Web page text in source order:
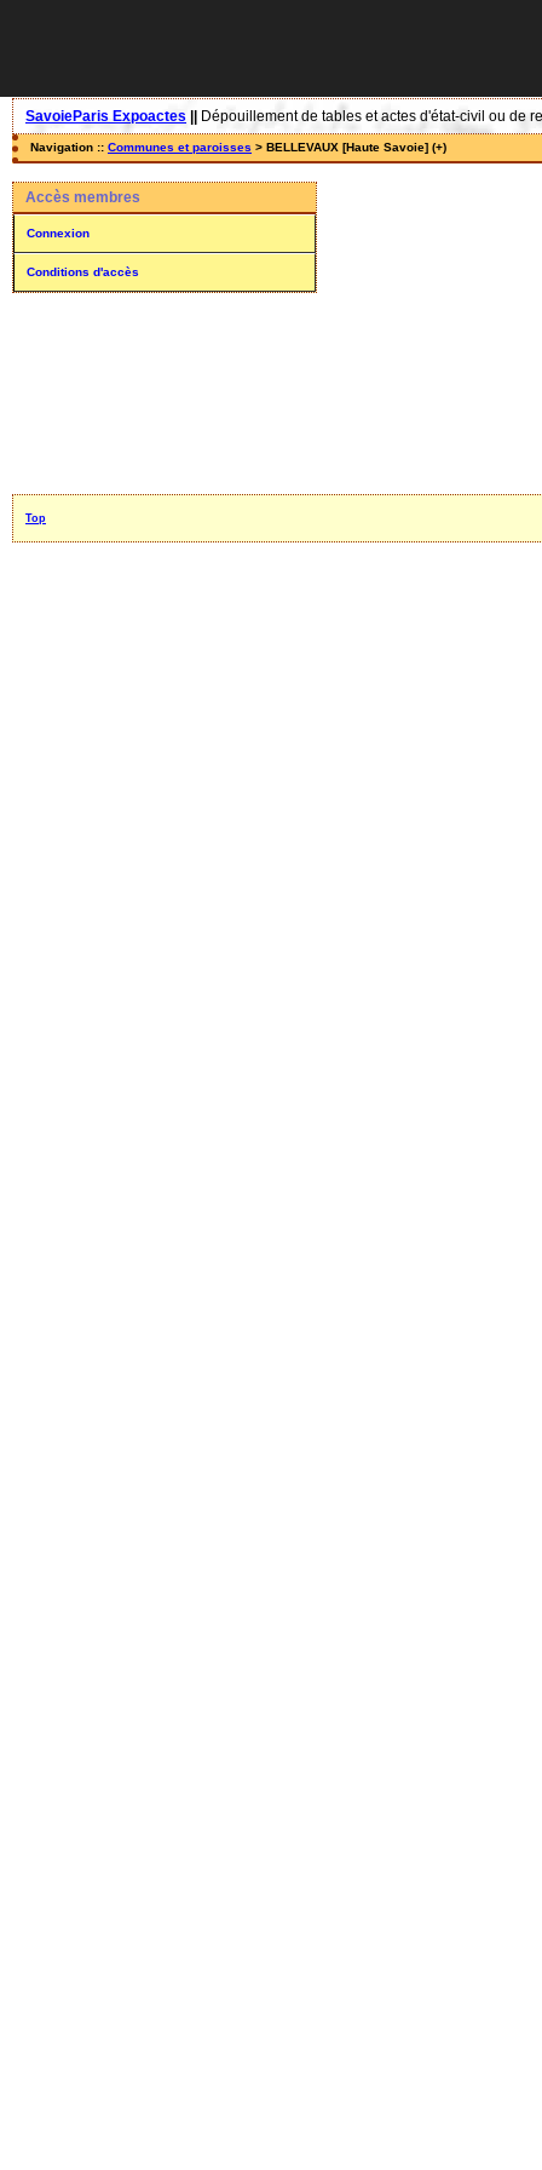
SavoieParis Expoactes Dépouillement de tables et actes d'état-civil ou de
Navigation :: Communes et paroisses > BELLEVAUX [Haute Savoie] (+)
Accès membres
Connexion
Conditions d'accès
Top